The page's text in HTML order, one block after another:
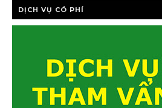
DỊCH VỤ CÓ PHÍ